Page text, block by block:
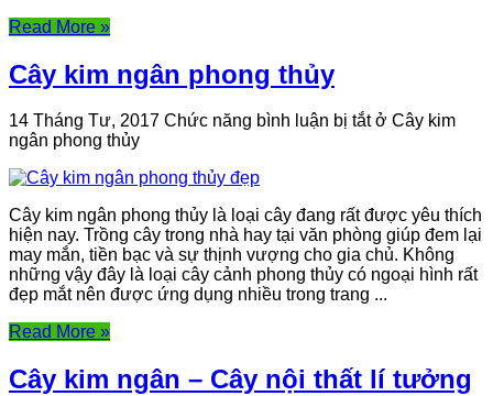
Read More »
Cây kim ngân phong thủy
14 Tháng Tư, 2017 Chức năng bình luận bị tắtở Cây kim
ngân phong thủy
Cây kim ngân phong thủy là loại cây đang rất được yêu thích
hiện nay. Trồng cây trong nhà hay tại văn phòng giúp đem lại
may mắn, tiền bạc và sự thịnh vượng cho gia chủ. Không
những vậy đây là loại cây cảnh phong thủy có ngoại hình rất
đẹp mắt nên được ứng dụng nhiều trong trang ...
Read More »
Cây kim ngân – Cây nội thất lí tưởng